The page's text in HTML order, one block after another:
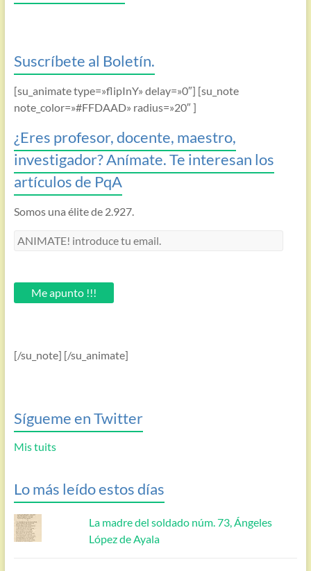
Suscríbete al Boletín.
[su_animate type=»flipInY» delay=»0″] [su_note
note_color=»#FFDAAD» radius=»20″ ]
¿Eres profesor, docente, maestro,
investigador? Anímate. Te interesan los
artículos de PqA
Somos una élite de 2.927.
ANIMATE!
email.Me apunto !!!
[/su_note] [/su_animate]
Sígueme en Twitter
Mis tuits
Lo más leído estos días
La madre del soldado núm. 73, Ángeles
López de Ayala